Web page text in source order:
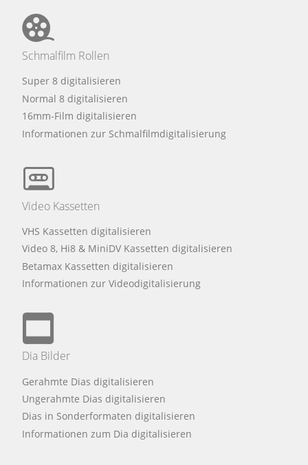
Schmalfilm Rollen
Super 8 digitalisieren
Normal 8 digitalisieren
16mm-Film digitalisieren
Informationen zur Schmalfilmdigitalisierung
Video Kassetten
VHS Kassetten digitalisieren
Video 8, Hi8 & MiniDV Kassetten digitalisieren
Betamax Kassetten digitalisieren
Informationen zur Videodigitalisierung
Dia Bilder
Gerahmte Dias digitalisieren
Ungerahmte Dias digitalisieren
Dias in Sonderformaten digitalisieren
Informationen zum Dia digitalisieren